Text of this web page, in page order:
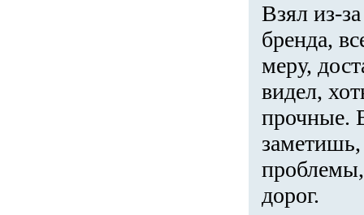
Взял из-
бренда,
меру,
видел,
прочные.
проблемы,
дорог.